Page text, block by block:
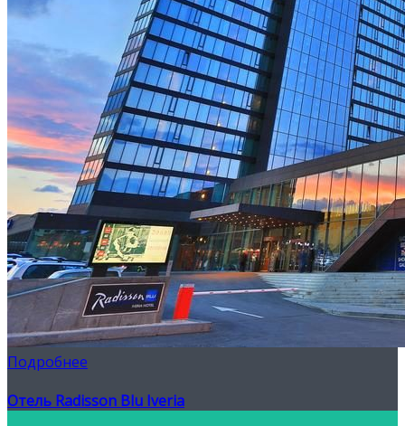
Подробнее
Отель Radisson Blu Iveria